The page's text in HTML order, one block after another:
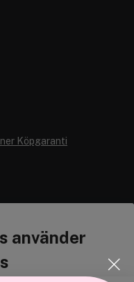
använder